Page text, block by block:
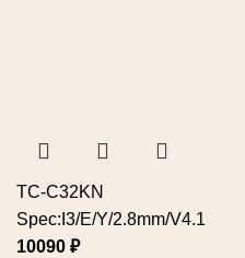
TC-C32KN
Spec:I3/E/Y/2.8mm/V4.1
10090 ₽